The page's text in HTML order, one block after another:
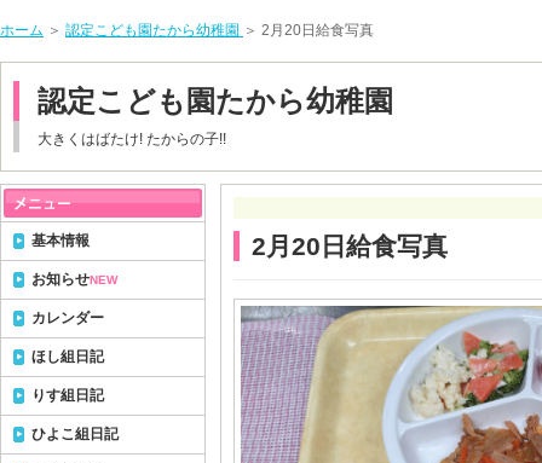
ホーム ＞ 認定こども園たから幼稚園 ＞ 2月20日給食写真
認定こども園たから幼稚園
大きくはばたけ! たからの子!!
2月20日給食写真
基本情報
お知らせNEW
カレンダー
ほし組日記
りす組日記
ひよこ組日記